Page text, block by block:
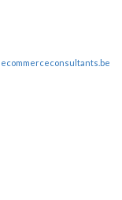
ecommerceconsultants.be